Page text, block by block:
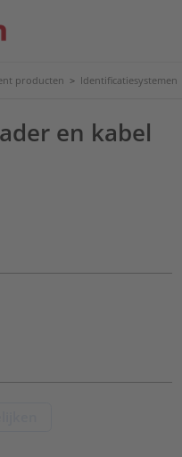
producten > Identificatiesystemen
en kabel